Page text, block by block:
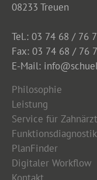
08233 Treuen
Tel.: 03 74 68 / 76
Fax: 03 74 68 / 76
E-Mail:
Philosophie
Leistung
Service für
Funktionsdiagnostik
PlanFinder
Digitaler Workflow